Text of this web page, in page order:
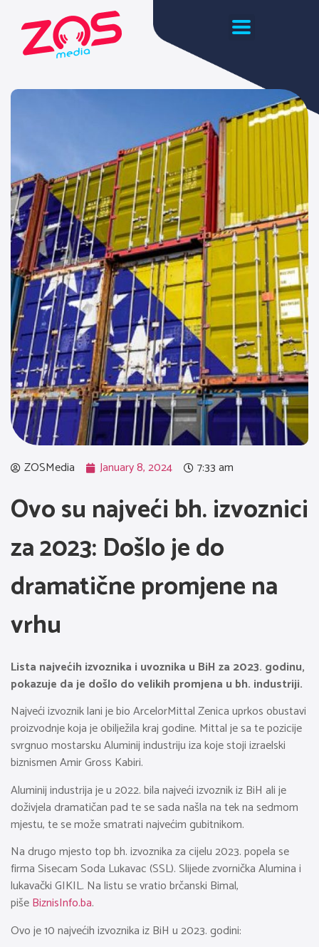
ZOSMedia January 8, 2024 7:33 am
Ovo su najveći bh. izvoznici
za 2023: Došlo je do
dramatične promjene na
vrhu
Lista najvećih izvoznika i uvoznika u BiH za 2023. godinu,
pokazuje da je došlo do velikih promjena u bh. industriji.
Najveći izvoznik lani je bio ArcelorMittal Zenica uprkos obustavi
proizvodnje koja je obilježila kraj godine. Mittal je sa te pozicije
svrgnuo mostarsku Aluminij industriju iza koje stoji izraelski
biznismen Amir Gross Kabiri.
Aluminij industrija je u 2022. bila najveći izvoznik iz BiH ali je
doživjela dramatičan pad te se sada našla na tek na sedmom
mjestu, te se može smatrati najvećim gubitnikom.
Na drugo mjesto top bh. izvoznika za cijelu 2023. popela se
firma Sisecam Soda Lukavac (SSL). Slijede zvornička Alumina i
lukavački GIKIL. Na listu se vratio brčanski Bimal,
pišeBiznisInfo.ba.
Ovo je 10 najvećih izvoznika iz BiH u 2023. godini: